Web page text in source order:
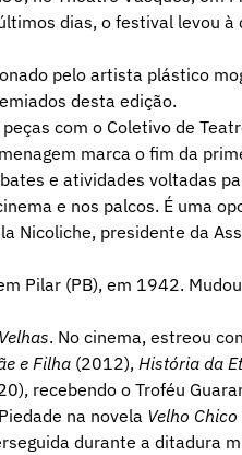
dias, o festival levou à
pelo artista plástico
desta edição.
com o Coletivo de
marca o fim da
e atividades voltadas
e nos palcos. É uma
Nicoliche, presidente da
Pilar (PB), em 1942.
. No cinema, estreou
e Filha (2012), História da
recebendo o Troféu
na novela Velho Chico
durante a ditadura